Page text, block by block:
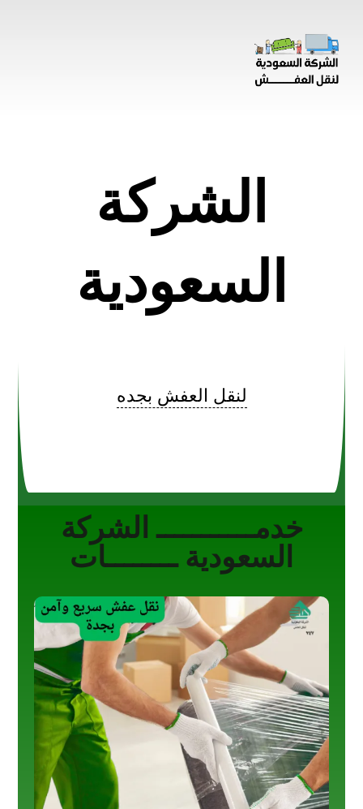
الشركة
السعودية
لنقل العفش بجده
خدمـــــــــــ الشركة
السعودية ــــــــات